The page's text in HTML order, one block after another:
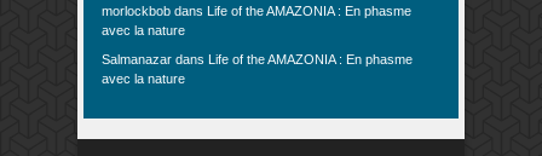
morlockbob dans Life of the AMAZONIA : En phasme
avec la nature
Salmanazar dans Life of the AMAZONIA : En phasme
avec la nature